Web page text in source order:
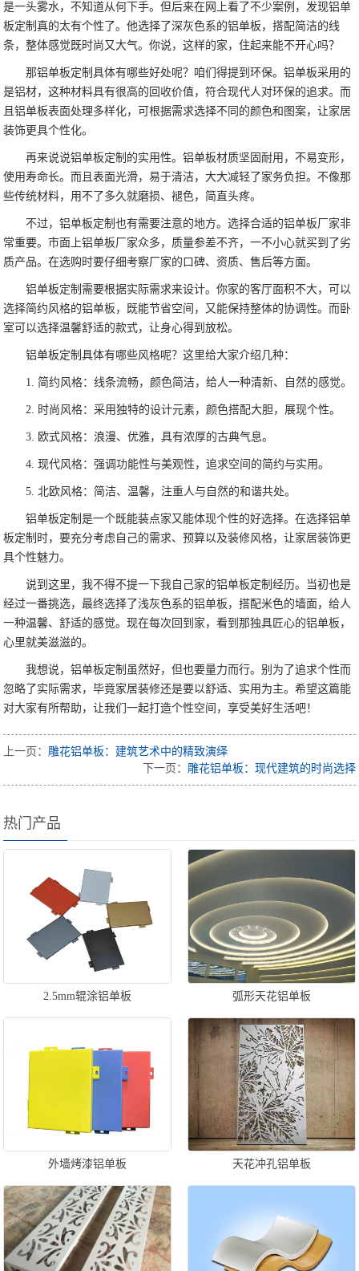
是一头雾水，不知道从何下手。但后来在网上看了不少案例，发现铝单
板定制真的太有个性了。他选择了深灰色系的铝单板，搭配简洁的线
条，整体感觉既时尚又大气。你说，这样的家，住起来能不开心吗？
那铝单板定制具体有哪些好处呢？咱们得提到环保。铝单板采用的
是铝材，这种材料具有很高的回收价值，符合现代人对环保的追求。而
且铝单板表面处理多样化，可根据需求选择不同的颜色和图案，让家居
装饰更具个性化。
再来说说铝单板定制的实用性。铝单板材质坚固耐用，不易变形，
使用寿命长。而且表面光滑，易于清洁，大大减轻了家务负担。不像那
些传统材料，用不了多久就磨损、褪色，简直头疼。
不过，铝单板定制也有需要注意的地方。选择合适的铝单板厂家非
常重要。市面上铝单板厂家众多，质量参差不齐，一不小心就买到了劣
质产品。在选购时要仔细考察厂家的口碑、资质、售后等方面。
铝单板定制需要根据实际需求来设计。你家的客厅面积不大，可以
选择简约风格的铝单板，既能节省空间，又能保持整体的协调性。而卧
室可以选择温馨舒适的款式，让身心得到放松。
铝单板定制具体有哪些风格呢？这里给大家介绍几种：
1. 简约风格：线条流畅，颜色简洁，给人一种清新、自然的感觉。
2. 时尚风格：采用独特的设计元素，颜色搭配大胆，展现个性。
3. 欧式风格：浪漫、优雅，具有浓厚的古典气息。
4. 现代风格：强调功能性与美观性，追求空间的简约与实用。
5. 北欧风格：简洁、温馨，注重人与自然的和谐共处。
铝单板定制是一个既能装点家又能体现个性的好选择。在选择铝单
板定制时，要充分考虑自己的需求、预算以及装修风格，让家居装饰更
具个性魅力。
说到这里，我不得不提一下我自己家的铝单板定制经历。当初也是
经过一番挑选，最终选择了浅灰色系的铝单板，搭配米色的墙面，给人
一种温馨、舒适的感觉。现在每次回到家，看到那独具匠心的铝单板，
心里就美滋滋的。
我想说，铝单板定制虽然好，但也要量力而行。别为了追求个性而
忽略了实际需求，毕竟家居装修还是要以舒适、实用为主。希望这篇能
对大家有所帮助，让我们一起打造个性空间，享受美好生活吧！
上一页：雕花铝单板：建筑艺术中的精致演绎
下一页： 雕花铝单板：现代建筑的时尚选择
热门产品
2.5mm辊涂铝单板 弧形天花铝单板
外墙烤漆铝单板 天花冲孔铝单板